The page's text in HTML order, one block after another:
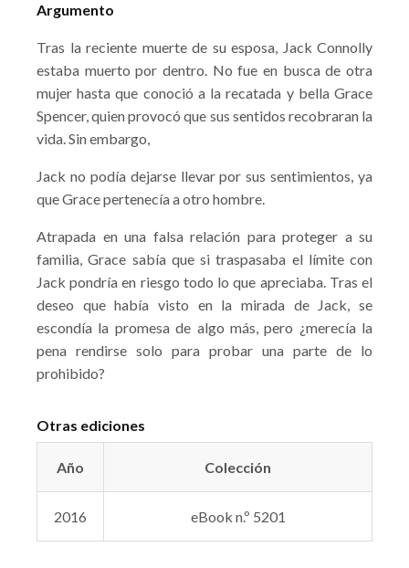
Argumento
Tras la reciente muerte de su esposa, Jack Connolly
estaba muerto por dentro. No fue en busca de otra
mujer hasta que conoció a la recatada y bella Grace
Spencer, quien provocó que sus sentidos recobraran la
vida. Sin embargo,
Jack no podía dejarse llevar por sus sentimientos, ya
que Grace pertenecía a otro hombre.
Atrapada en una falsa relación para proteger a su
familia, Grace sabía que si traspasaba el límite con
Jack pondría en riesgo todo lo que apreciaba. Tras el
deseo que había visto en la mirada de Jack, se
escondía la promesa de algo más, pero ¿merecía la
pena rendirse solo para probar una parte de lo
prohibido?
Otras ediciones
Año Colección
2016 eBook n.º 5201